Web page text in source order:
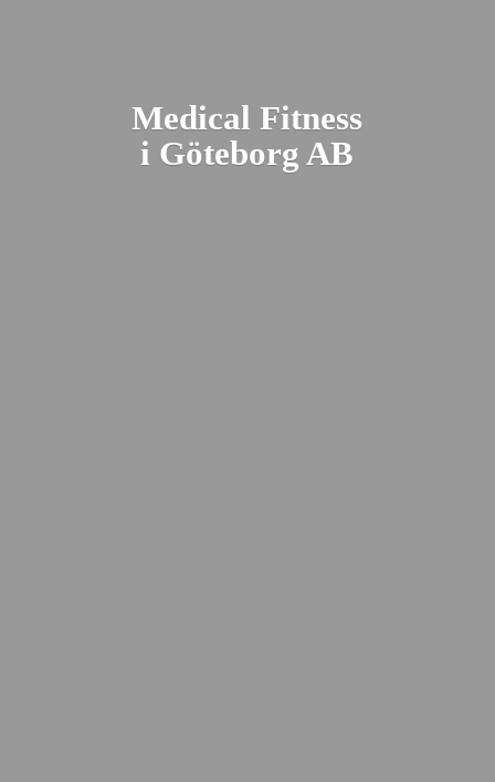
Medical Fitness
i Göteborg AB